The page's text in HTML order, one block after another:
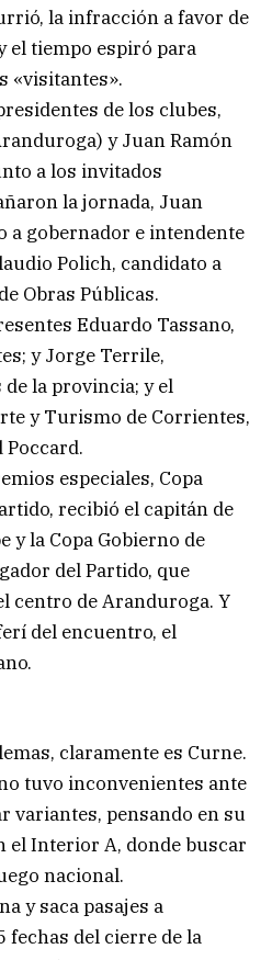
la infracción a favor de
el tiempo espiró para
«visitantes».
de los clubes,
y Juan Ramón
a los invitados
la jornada, Juan
a gobernador e intendente
Polich, candidato a
Obras Públicas.
Eduardo Tassano,
y Jorge Terrile,
la provincia; y el
y Turismo de Corrientes,
especiales, Copa
recibió el capitán de
y la Copa Gobierno de
del Partido, que
centro de Aranduroga. Y
del encuentro, el
claramente es Curne.
tuvo inconvenientes ante
variantes, pensando en su
el Interior A, donde buscar
nacional.
y saca pasajes a
fechas del cierre de la